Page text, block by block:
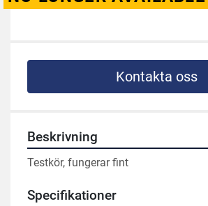
Kontakta oss
Beskrivning
Testkör, fungerar fint
Specifikationer